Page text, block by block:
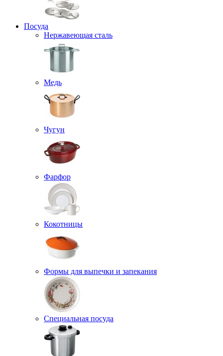
Посуда
Нержавеющая сталь
Медь
Чугун
Фарфор
Кокотницы
Формы для выпечки и запекания
Специальная посуда